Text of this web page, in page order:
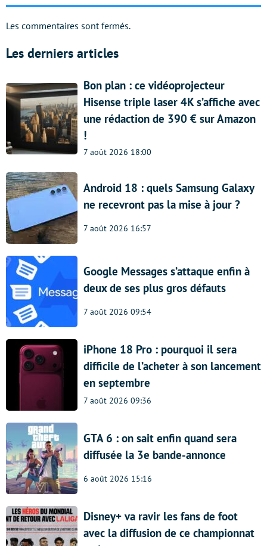
Les commentaires sont fermés.
Les derniers articles
Bon plan : ce vidéoprojecteur
Hisense triple laser 4K s’affiche avec
une rédaction de 390 € sur Amazon
!
7 août 2026 18:00
Android 18 : quels Samsung Galaxy
ne recevront pas la mise à jour ?
7 août 2026 16:57
Google Messages s’attaque enfin à
deux de ses plus gros défauts
7 août 2026 09:54
iPhone 18 Pro : pourquoi il sera
difficile de l’acheter à son lancement
en septembre
7 août 2026 09:36
GTA 6 : on sait enfin quand sera
diffusée la 3e bande-annonce
6 août 2026 15:16
Disney+ va ravir les fans de foot
avec la diffusion de ce championnat